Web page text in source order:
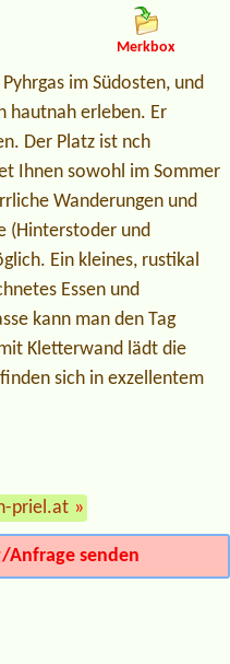
Merkbox
im Südosten, und
hautnah erleben. Er
Der Platz ist nch
Ihnen sowohl im Sommer
Wanderungen und
(Hinterstoder und
Ein kleines, rustikal
Essen und
kann man den Tag
Kletterwand lädt die
sich in exzellentem
priel.at »
Anfrage senden